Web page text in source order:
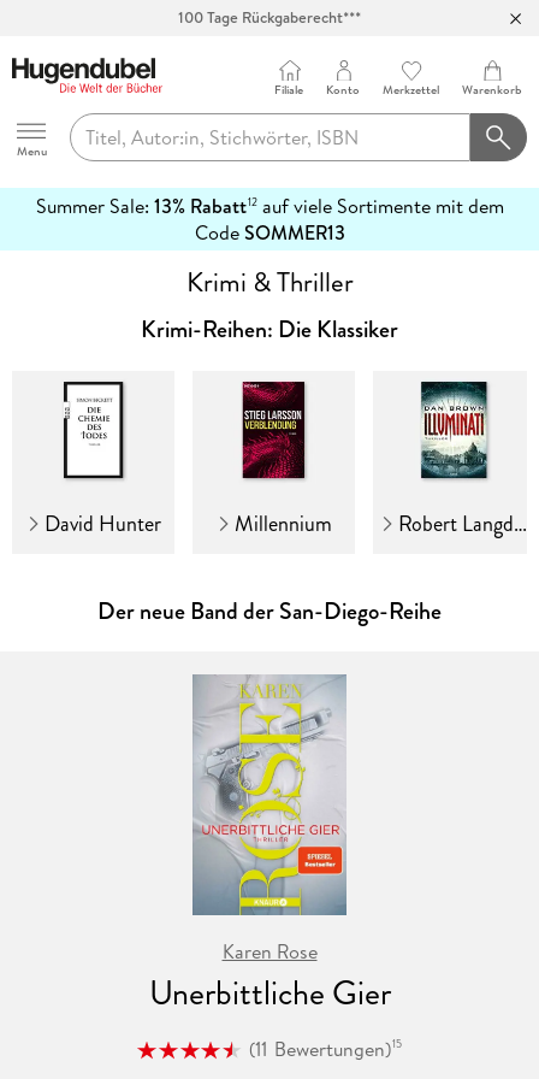
Abholung in über 100 Filialen
Hugendubel
Menu
Filiale Konto Merkzettel Warenkorb
Summer Sale: 13% Rabatt12auf viele Sortimente mit dem
CodeSOMMER13
erfahren
Krimi & Thriller
Krimi-Reihen: Die Klassiker
David Hunter Millennium Robert Langdon
Der neue Band der San-Diego-Reihe
Karen Rose
Unerbittliche Gier
(11 Bewertungen)15